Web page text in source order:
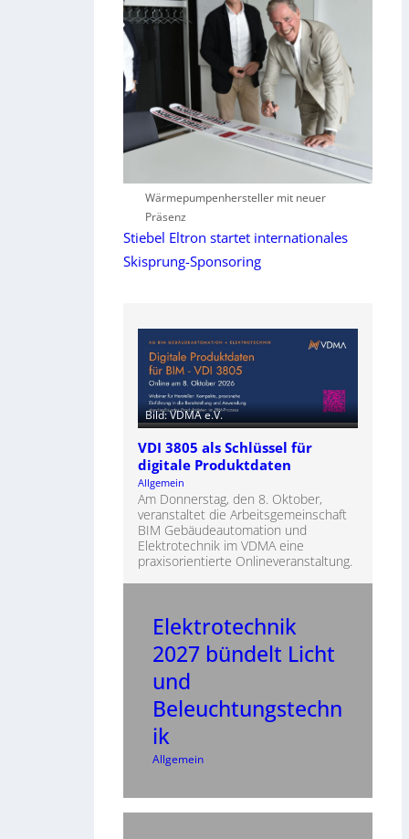
Wärmepumpenhersteller mit neuer
Präsenz
Stiebel Eltron startet internationales
Skisprung-Sponsoring
Bild: VDMA e.V.
VDI 3805 als Schlüssel für
digitale Produktdaten
Allgemein
Am Donnerstag, den 8. Oktober,
veranstaltet die Arbeitsgemeinschaft
BIM Gebäudeautomation und
Elektrotechnik im VDMA eine
praxisorientierte Onlineveranstaltung.
Elektrotechnik
2027 bündelt Licht
und
Beleuchtungstechn
ik
Allgemein